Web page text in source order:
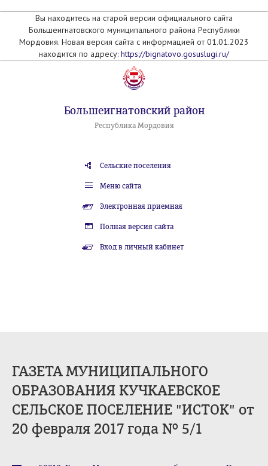
Вы находитесь на старой версии официального сайта
Большеигнатовского муниципального района Республики
Мордовия. Новая версия сайта с информацией от 01.01.2023
находится по адресу: https://bignatovo.gosuslugi.ru/
Большеигнатовский район
Республика Мордовия
Сельские поселения
Меню сайта
Электронная приемная
Полная версия сайта
Вход в личный кабинет
ГАЗЕТА МУНИЦИПАЛЬНОГО
ОБРАЗОВАНИЯ КУЧКАЕВСКОЕ
СЕЛЬСКОЕ ПОСЕЛЕНИЕ "ИСТОК" от
20 февраля 2017 года № 5/1